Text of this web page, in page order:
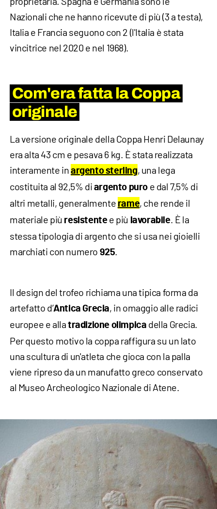
Nazionali che ne hanno ricevute di più (3 a testa),
Italia e Francia seguono con 2 (l'Italia è stata
vincitrice nel 2020 e nel 1968).
Com'era fatta la Coppa
originale
La versione originale della Coppa Henri Delaunay
era alta 43 cm e pesava 6 kg. È stata realizzata
interamente in argento sterling, una lega
costituita al 92,5% di argento puro e dal 7,5% di
altri metalli, generalmente rame, che rende il
materiale più resistentee più lavorabile. È la
stessa tipologia di argento che si usa nei gioielli
marchiati con numero 925.
Il design del trofeo richiama una tipica forma da
artefatto d’Antica Grecia, in omaggio alle radici
europee e alla tradizione olimpica della Grecia.
Per questo motivo la coppa raffigura su un lato
una scultura di un'atleta che gioca con la palla
viene ripreso da un manufatto greco conservato
al Museo Archeologico Nazionale di Atene.